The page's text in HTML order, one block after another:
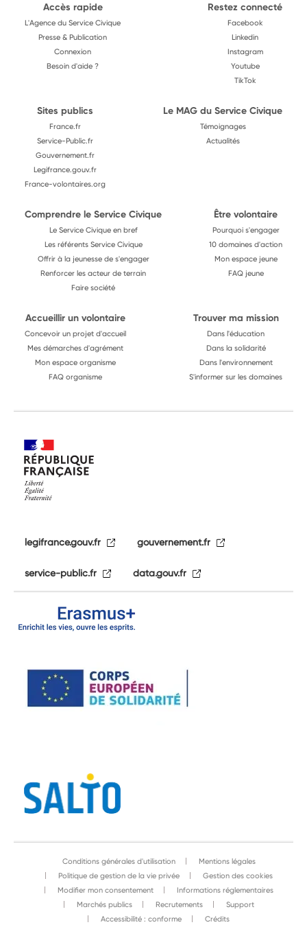
Accès rapide
L'Agence du Service Civique
Presse & Publication
Connexion
Besoin d'aide ?
Restez connecté
Facebook
Linkedin
Instagram
Youtube
TikTok
Sites publics
France.fr
Service-Public.fr
Gouvernement.fr
Legifrance.gouv.fr
France-volontaires.org
Le MAG du Service Civique
Témoignages
Actualités
Comprendre le Service Civique
Le Service Civique en bref
Les référents Service Civique
Offrir à la jeunesse de s'engager
Renforcer les acteur de terrain
Faire société
Être volontaire
Pourquoi s'engager
10 domaines d'action
Mon espace jeune
FAQ jeune
Accueillir un volontaire
Concevoir un projet d'accueil
Mes démarches d'agrément
Mon espace organisme
FAQ organisme
Trouver ma mission
Dans l'éducation
Dans la solidarité
Dans l'environnement
S'informer sur les domaines
legifrance.gouv.fr gouvernement.fr
service-public.fr data.gouv.fr
Conditions générales d'utilisation
Mentions légales
Politique de gestion de la vie privée
Gestion des cookies
Modifier mon consentement
Informations réglementaires
Marchés publics
Recrutements
Support
Accessibilité : conforme
Crédits